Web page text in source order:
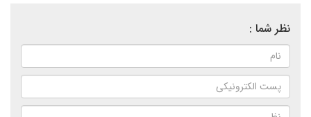
نظر شما :